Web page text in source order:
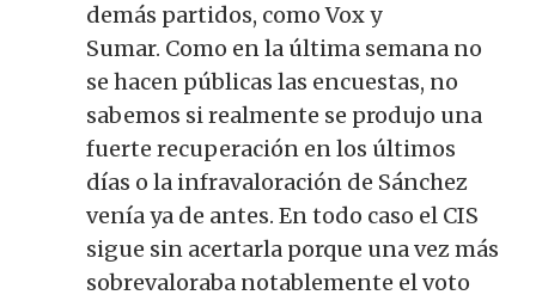
demás partidos, como Vox y
Sumar. Como en la última semana no
se hacen públicas las encuestas, no
sabemos si realmente se produjo una
fuerte recuperación en los últimos
días o la infravaloración de Sánchez
venía ya de antes. En todo caso el CIS
sigue sin acertarla porque una vez más
sobrevaloraba notablemente el voto